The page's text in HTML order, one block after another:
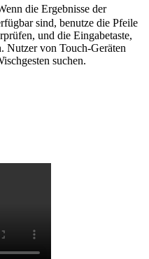
die Ergebnisse der
sind, benutze die Pfeile
und die Eingabetaste,
Nutzer von Touch-Geräten
suchen.